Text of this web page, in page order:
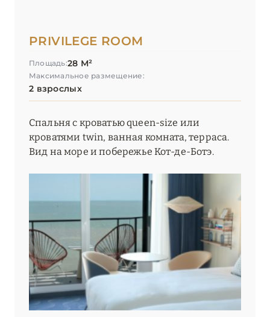
PRIVILEGE ROOM
Площадь:28 М²
Максимальное размещение:
2 взрослых
Спальня с кроватью queen-size или
кроватями twin, ванная комната, терраса.
Вид на море и побережье Кот-де-Ботэ.